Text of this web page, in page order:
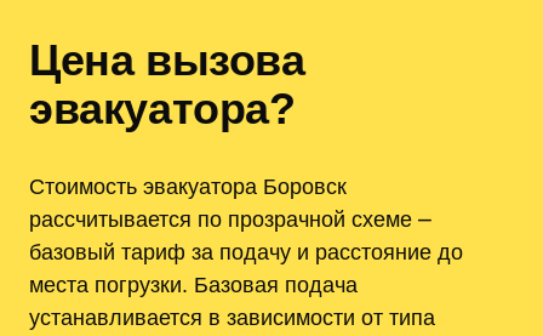
Цена вызова
эвакуатора?
Стоимость эвакуатора Боровск
рассчитывается по прозрачной схеме ⎼
базовый тариф за подачу и расстояние до
места погрузки. Базовая подача
устанавливается в зависимости от типа